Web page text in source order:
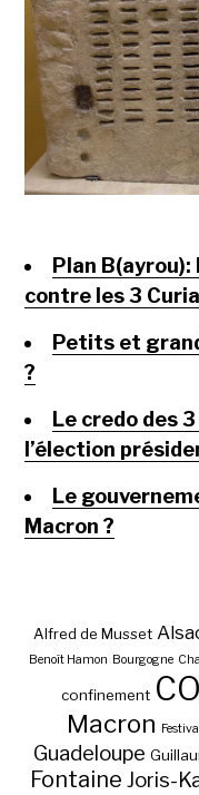
Plan
contre les 3
Petits et
?
Le credo des
l’élection
Le
Macron ?
Alfred de Musset
Benoît Hamon Bourgogne
confinement
Macron
Guadeloupe
Fontaine Joris-